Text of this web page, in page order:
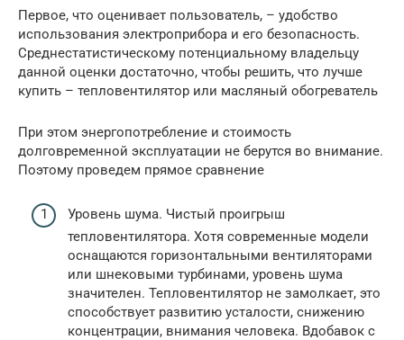
Первое, что оценивает пользователь, – удобство
использования электроприбора и его безопасность.
Среднестатистическому потенциальному владельцу
данной оценки достаточно, чтобы решить, что лучше
купить – тепловентилятор или масляный обогреватель
При этом энергопотребление и стоимость
долговременной эксплуатации не берутся во внимание.
Поэтому проведем прямое сравнение
Уровень шума. Чистый проигрыш
тепловентилятора. Хотя современные модели
оснащаются горизонтальными вентиляторами
или шнековыми турбинами, уровень шума
значителен. Тепловентилятор не замолкает, это
способствует развитию усталости, снижению
концентрации, внимания человека. Вдобавок с